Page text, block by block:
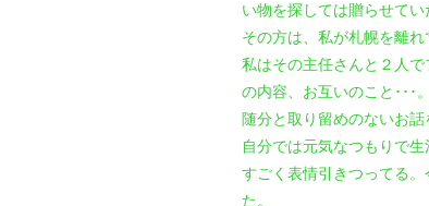
い物を探しては贈らせてい
その方は、私が札幌を離れ
私はその主任さんと２人
の内容、お互いのこと･･･。
随分と取り留めのないお話
自分では元気なつもりで
すごく表情引きつってる
た。